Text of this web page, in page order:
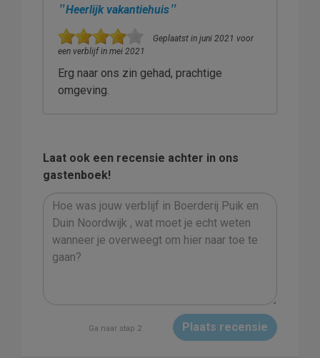
"Heerlijk vakantiehuis"
Geplaatst in juni 2021 voor
een verblijf in mei 2021
Erg naar ons zin gehad, prachtige
omgeving.
Laat ook een recensie achter in ons
gastenboek!
Ga naar stap 2 Plaats recensie